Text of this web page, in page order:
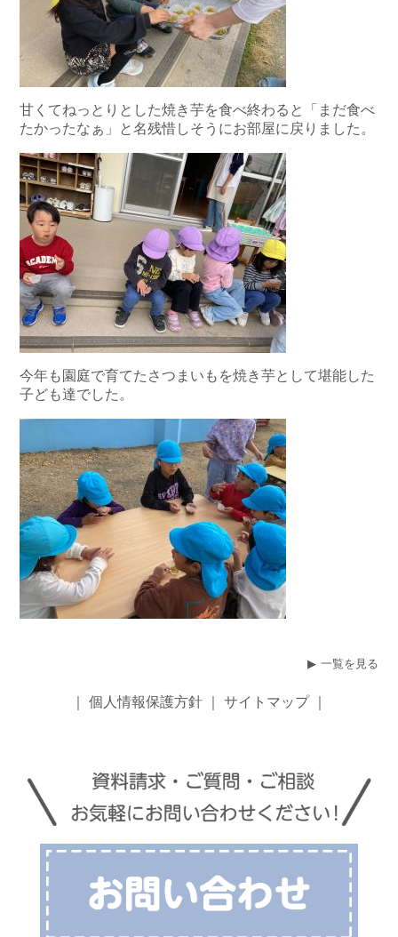
甘くてねっとりとした焼き芋を食べ終わると「まだ食べ
たかったなぁ」と名残惜しそうにお部屋に戻りました。
今年も園庭で育てたさつまいもを焼き芋として堪能した
子ども達でした。
一覧を見る
個人情報保護方針 サイトマップ｜